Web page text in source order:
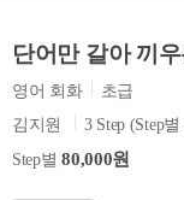
단어만 갈아 끼
영어 회화
초급
김지원
3 Step (Step
Step별80,000원